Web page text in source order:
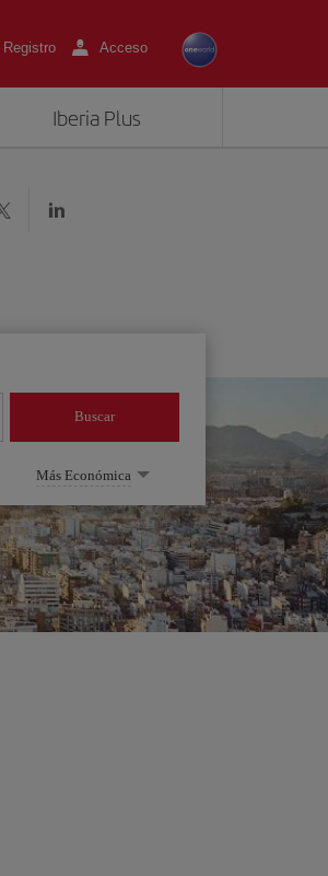
Registro Acceso
Iberia Plus
Buscar
Más Económica